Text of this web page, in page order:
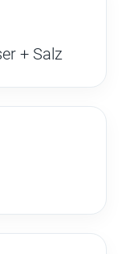
+ Salz